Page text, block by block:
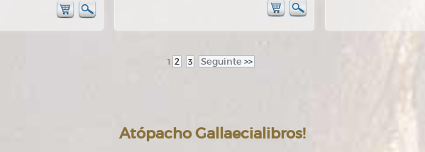
1 2 3 Seguinte >>
Atópacho Gallaecialibros!